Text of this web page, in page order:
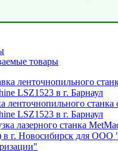
товары
ленточнопильного станка
LSZ1523 в г. Барнаул